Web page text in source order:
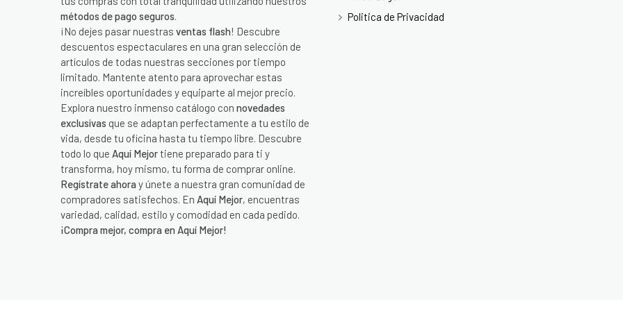
métodos de pago seguros.
¡No dejes pasar nuestras ventas flash! Descubre
descuentos espectaculares en una gran selección de
artículos de todas nuestras secciones por tiempo
limitado. Mantente atento para aprovechar estas
increíbles oportunidades y equiparte al mejor precio.
Explora nuestro inmenso catálogo con novedades
exclusivas que se adaptan perfectamente a tu estilo de
vida, desde tu oficina hasta tu tiempo libre. Descubre
todo lo que Aquí Mejortiene preparado para ti y
transforma, hoy mismo, tu forma de comprar online.
Regístrate ahora y únete a nuestra gran comunidad de
compradores satisfechos. En Aquí Mejor, encuentras
variedad, calidad, estilo y comodidad en cada pedido.
¡Compra mejor, compra en Aquí Mejor!
Politica de Privacidad